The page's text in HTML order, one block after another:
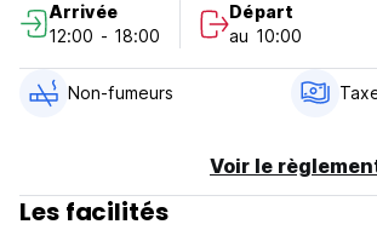
forward to seeing you here soon!
Arrivée
12:00 - 18:00
Départ
au 10:00
Non-fumeurs
Voir le
Les facilités